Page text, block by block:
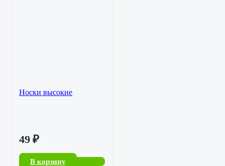
Носки высокие
49 ₽
В корзину